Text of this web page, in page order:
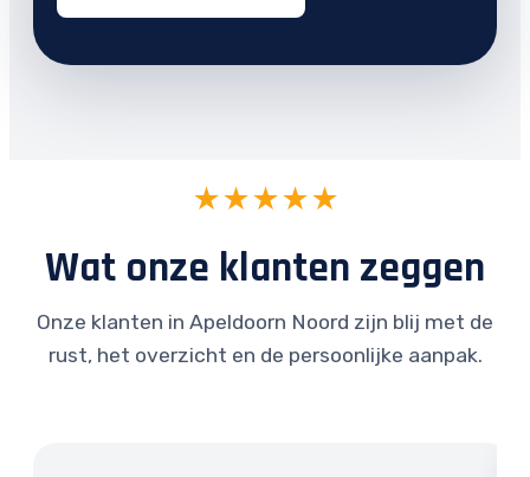
★★★★★
Wat onze klanten zeggen
Onze klanten in Apeldoorn Noord zijn blij met de
rust, het overzicht en de persoonlijke aanpak.